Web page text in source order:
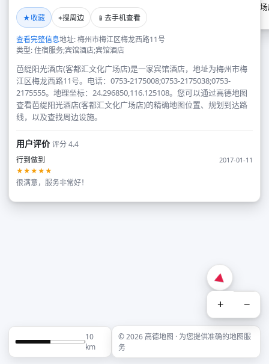
★收藏 ⌖搜周边 📱 去手机查看
查看完整信息地址: 梅州市梅江区梅龙西路11号
类型: 住宿服务;宾馆酒店;宾馆酒店
芭缇阳光酒店(客都汇文化广场店)是一家宾馆酒店，地址为梅州市梅
江区梅龙西路11号。电话：0753-2175008;0753-2175038;0753-
2175555。地理坐标：24.296850,116.125108。您可以通过高德地图
查看芭缇阳光酒店(客都汇文化广场店)的精确地图位置、规划到达路
线，以及查找周边设施。
用户评价评分 4.4
行到做到
2017-01-11
★★★★★
很满意，服务非常好！
芭缇阳光酒店(客都汇文化广
+ −
10
km
© 2026 高德地图 · 为您提供准确的地图服
务